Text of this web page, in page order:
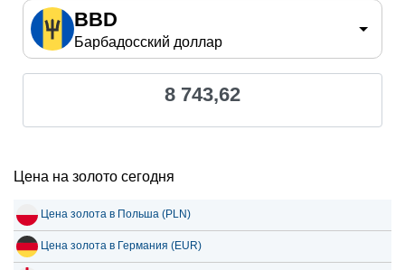
BBD
Барбадосский доллар
8 743,62
Цена на золото сегодня
Цена золота в Польша (PLN)
Цена золота в Германия (EUR)